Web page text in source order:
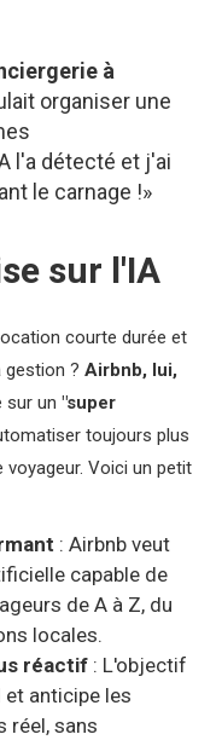
à
organiser une
l'a détecté et j'ai
le carnage !»
sur l'IA
courte durée et
gestion ? Airbnb, lui,
sur un "super
toujours plus
Voici un petit
: Airbnb veut
capable de
de A à Z, du
locales.
réactif: L'objectif
anticipe les
réel, sans